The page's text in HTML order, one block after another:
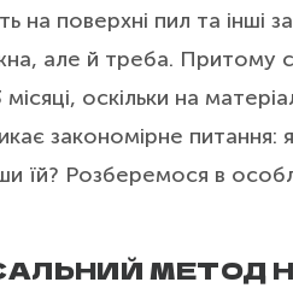
на поверхні пил та інші
але й треба. Притому
оскільки на
закономірне
їй? Розберемося в
МЕТОД